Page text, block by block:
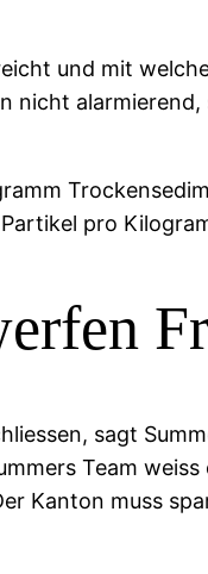
und mit
pro
sagt
Team
Kanton muss